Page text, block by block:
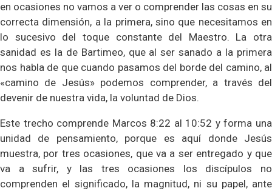
en ocasiones no vamos a ver o comprender las cosas en su
correcta dimensión, a la primera, sino que necesitamos en
lo sucesivo del toque constante del Maestro. La otra
sanidad es la de Bartimeo, que al ser sanado a la primera
nos habla de que cuando pasamos del borde del camino, al
«camino de Jesús» podemos comprender, a través del
devenir de nuestra vida, la voluntad de Dios.
Este trecho comprende Marcos 8:22 al 10:52 y forma una
unidad de pensamiento, porque es aquí donde Jesús
muestra, por tres ocasiones, que va a ser entregado y que
va a sufrir, y las tres ocasiones los discípulos no
comprenden el significado, la magnitud, ni su papel, ante